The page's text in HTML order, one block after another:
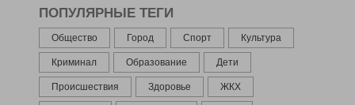
ПОПУЛЯРНЫЕ ТЕГИ
Общество Город Спорт Культура
Криминал Образование Дети
Происшествия Здоровье ЖКХ